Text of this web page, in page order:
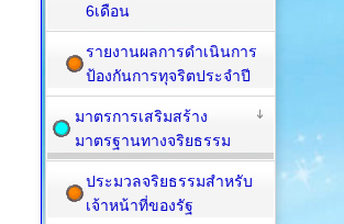
6เดือน
รายงานผลการดำเนินการ
ป้องกันการทุจริตประจำปี
มาตรการเสริมสร้าง
มาตรฐานทางจริยธรรม
ประมวลจริยธรรมสำหรับ
เจ้าหน้าที่ของรัฐ